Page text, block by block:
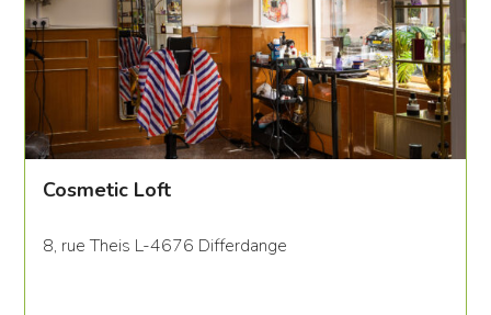
Cosmetic Loft
8, rue Theis L-4676 Differdange